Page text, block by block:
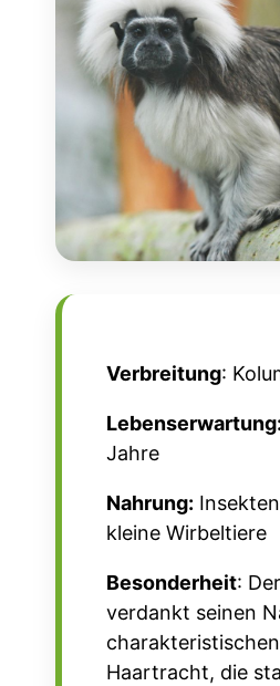
Verbreitung:
Lebenserwartung:
Jahre
Nahrung:
kleine Wirbeltiere
Besonderheit: Der
verdankt seinen
Haartracht, die